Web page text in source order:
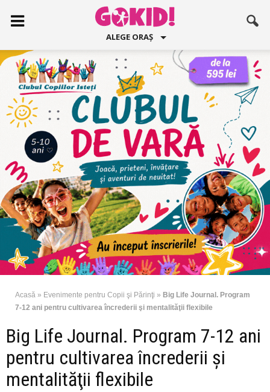
ALEGE ORAȘ
Acasă » Evenimente pentru Copii şi Părinţi » Big Life Journal. Program
7-12 ani pentru cultivarea încrederii şi mentalităţii flexibile
Big Life Journal. Program 7-12 ani
pentru cultivarea încrederii şi
mentalităţii flexibile